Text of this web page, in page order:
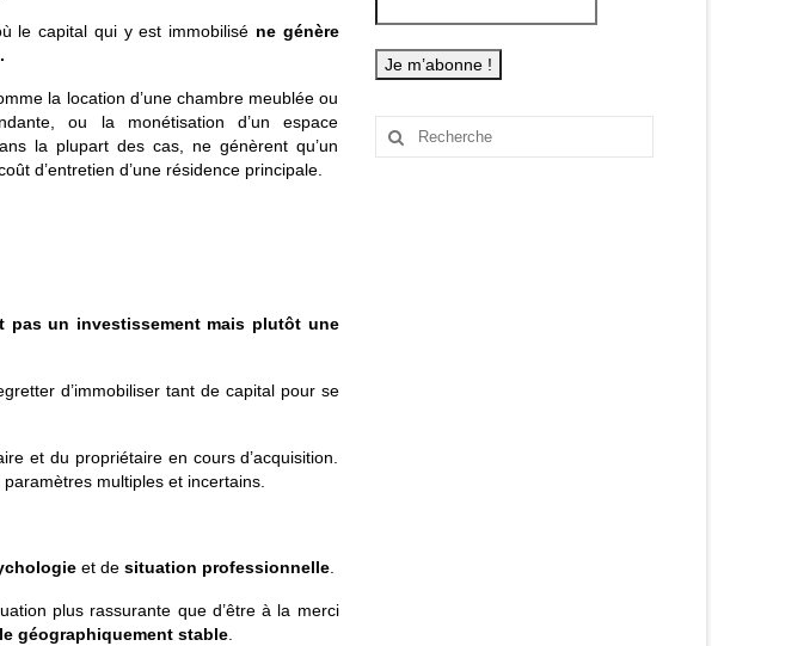
le capital qui y est immobilisé ne génère
la location d’une chambre meublée ou
ou la monétisation d’un espace
la plupart des cas, ne génèrent qu’un
d’entretien d’une résidence principale.
pas un investissement mais plutôt une
d’immobiliser tant de capital pour se
et du propriétaire en cours d’acquisition.
multiples et incertains.
et de situation professionnelle.
plus rassurante que d’être à la merci
géographiquement stable.
Rechercher